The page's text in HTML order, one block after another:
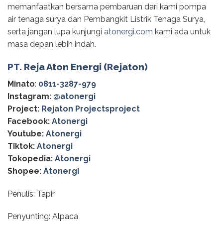
memanfaatkan bersama pembaruan dari kami pompa
air tenaga surya dan Pembangkit Listrik Tenaga Surya,
serta jangan lupa kunjungi atonergi.com kami ada untuk
masa depan lebih indah.
PT. Reja Aton Energi (Rejaton)
Minato: 0811-3287-979
Instagram: @‌atonergi
Project: Rejaton Projectsproject
Facebook: Atonergi
Youtube: Atonergi
Tiktok: Atonergi
Tokopedia: Atonergi
Shopee: Atonergi
Penulis: Tapir
Penyunting: Alpaca